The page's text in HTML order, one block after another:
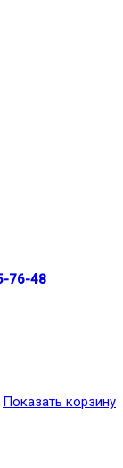
76-48
Показать корзину